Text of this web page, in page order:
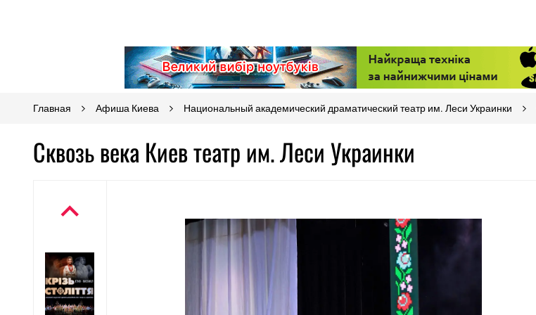
Главная Афиша Киева Национальный академический драматический театр им. Леси Украинки
Сквозь века Киев театр им. Леси Украинки